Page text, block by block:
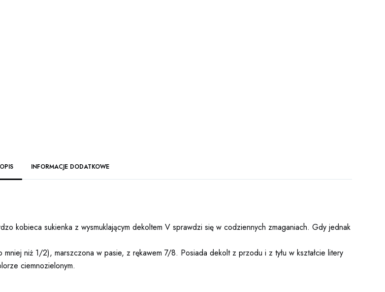
OPIS INFORMACJE DODATKOWE
kobieca sukienka z wysmuklającym dekoltem V sprawdzi się w codziennych zmaganiach. Gdy jednak
niż 1/2), marszczona w pasie, z rękawem 7/8. Posiada dekolt z przodu i z tyłu w kształcie litery
ciemnozielonym.